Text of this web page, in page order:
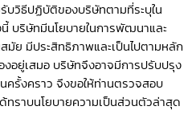
บวิธีปฏิบัติของบริษัทตามที่ระบุใน
บริษัทมีนโยบายในการพัฒนาและ
มัย มีประสิทธิภาพและเป็นไปตามหลัก
อยู่เสมอ บริษัทจึงอาจมีการปรับปรุง
ครั้งคราว จึงขอให้ท่านตรวจสอบ
ด้ทราบนโยบายความเป็นส่วนตัวล่าสุด